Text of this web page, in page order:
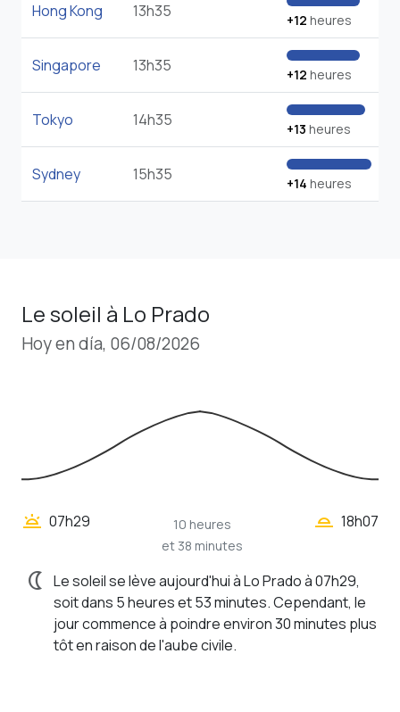
Hong Kong 13h35 +12 heures
Singapore 13h35 +12 heures
Tokyo 14h35 +13 heures
Sydney 15h35 +14 heures
Le soleil à Lo Prado
Hoy en día, 06/08/2026
wb_twilight 07h29
10 heures
et 38 minutes
wb_twilight_2 18h07
nightlight Le soleil se lève aujourd'hui à Lo Prado à 07h29,
soit dans 5 heures et 53 minutes. Cependant, le
jour commence à poindre environ 30 minutes plus
tôt en raison de l'aube civile.